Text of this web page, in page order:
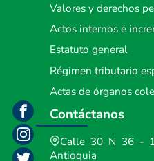
Valores y derechos
Actos internos e
Estatuto general
Régimen tributario
Actas de órganos
Contáctanos
Calle 30 N 36 -
Antioquia